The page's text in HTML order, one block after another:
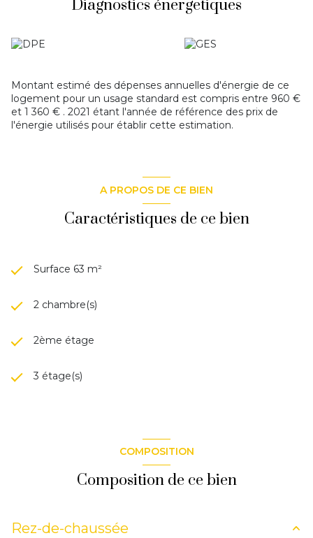
Diagnostics énergetiques
Montant estimé des dépenses annuelles d'énergie de ce
logement pour un usage standard est compris entre 960 €
et 1 360 € . 2021 étant l'année de référence des prix de
l'énergie utilisés pour établir cette estimation.
A PROPOS DE CE BIEN
Caractéristiques de ce bien
Surface 63 m²
2 chambre(s)
2ème étage
3 étage(s)
COMPOSITION
Composition de ce bien
Rez-de-chaussée